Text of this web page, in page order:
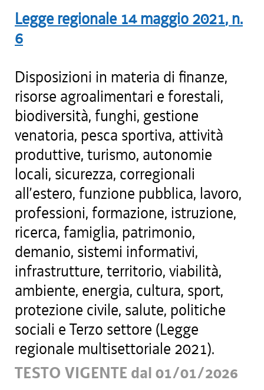
Legge regionale 14 maggio 2021, n.
6
Disposizioni in materia di finanze,
risorse agroalimentari e forestali,
biodiversità, funghi, gestione
venatoria, pesca sportiva, attività
produttive, turismo, autonomie
locali, sicurezza, corregionali
all’estero, funzione pubblica, lavoro,
professioni, formazione, istruzione,
ricerca, famiglia, patrimonio,
demanio, sistemi informativi,
infrastrutture, territorio, viabilità,
ambiente, energia, cultura, sport,
protezione civile, salute, politiche
sociali e Terzo settore (Legge
regionale multisettoriale 2021).
TESTO VIGENTE dal 01/01/2026